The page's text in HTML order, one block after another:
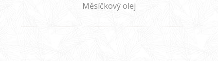
Měsíčkový olej